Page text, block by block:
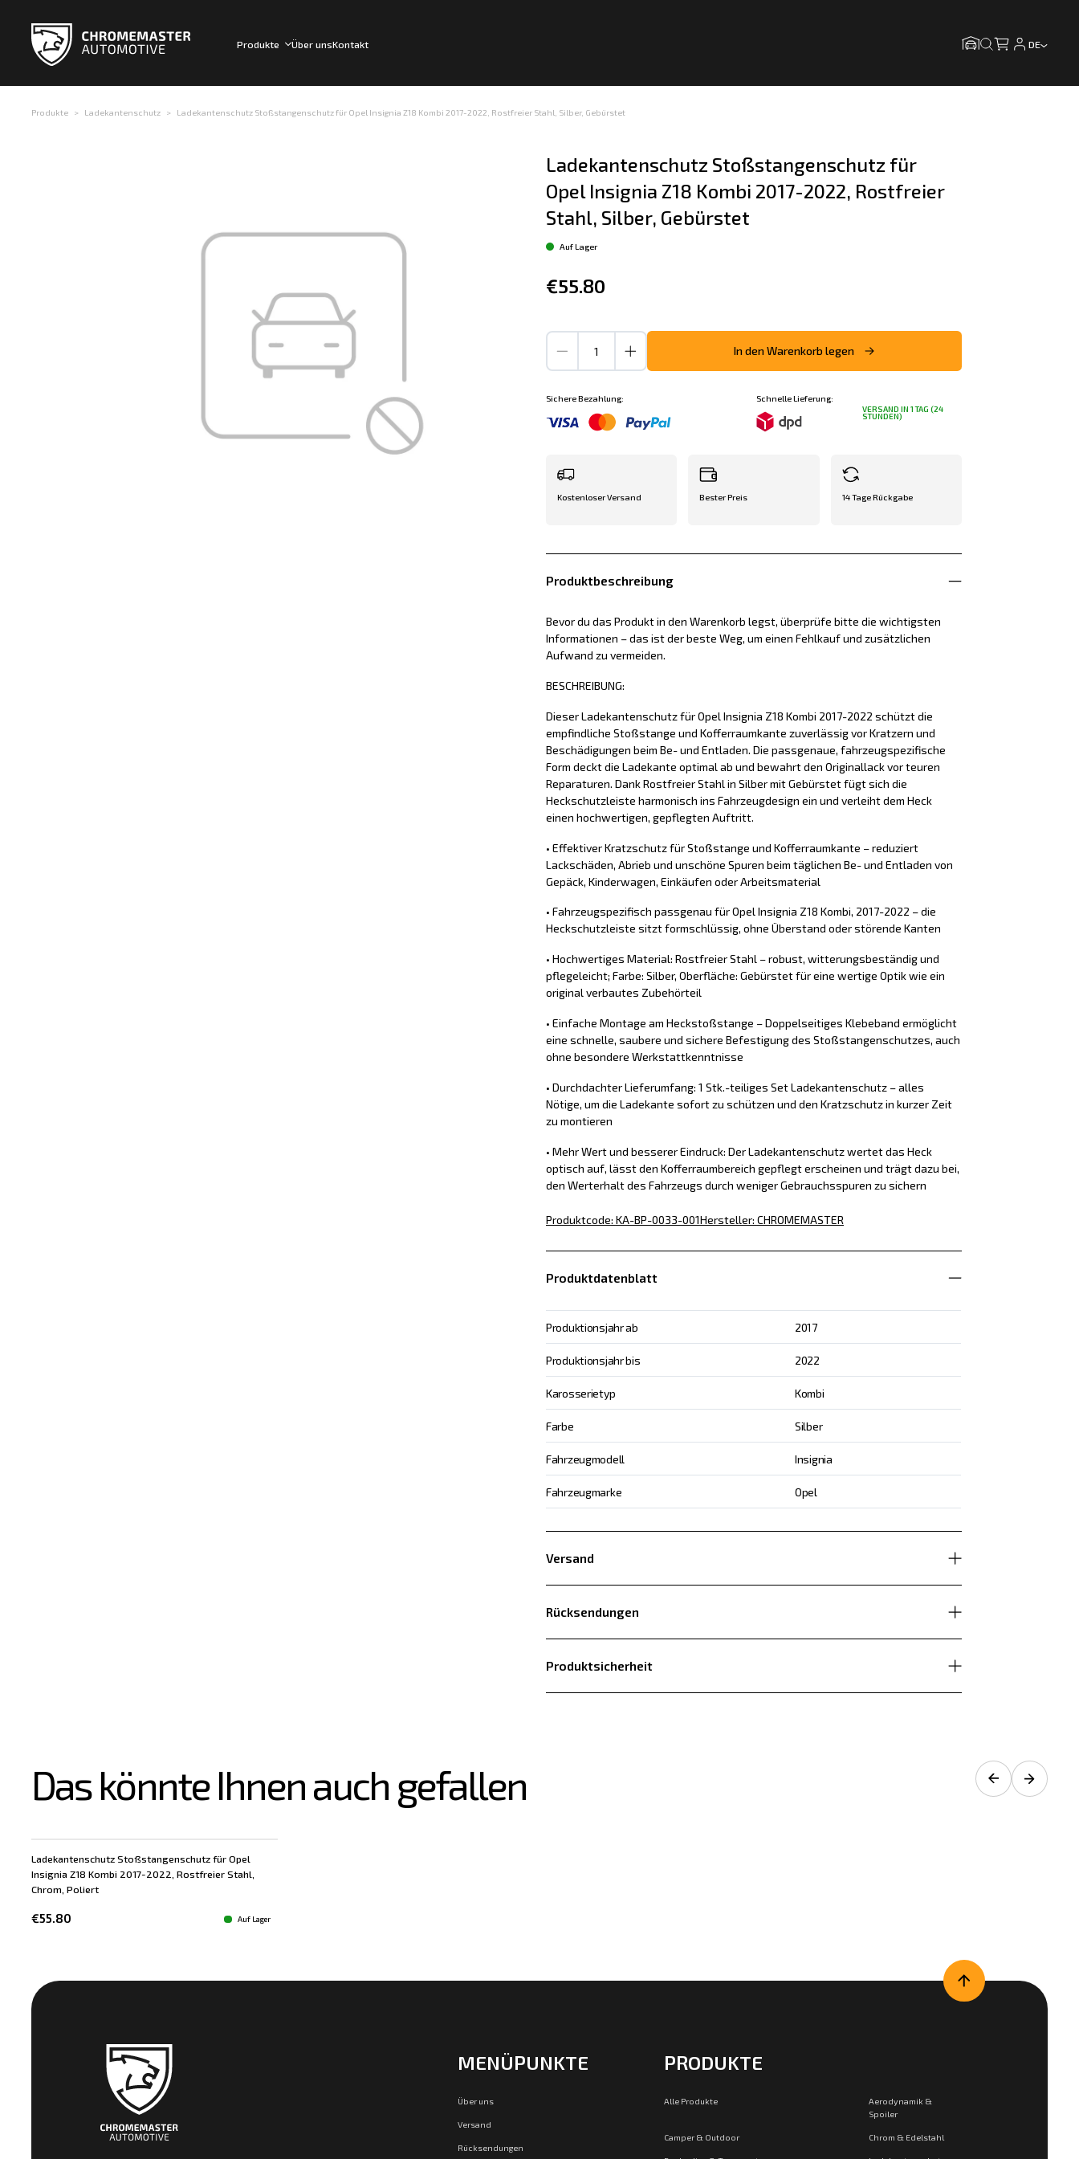
Produkte Über unsKontakt DE
Produkte Ladekantenschutz Ladekantenschutz Stoßstangenschutz für Opel Insignia Z18 Kombi 2017-2022, Rostfreier Stahl, Silber, Gebürstet
Ladekantenschutz Stoßstangenschutz für
Opel Insignia Z18 Kombi 2017-2022, Rostfreier
Stahl, Silber, Gebürstet
Auf Lager
€55.80
In den Warenkorb legen
Sichere Bezahlung:
Schnelle Lieferung:
VERSAND IN 1 TAG (24
STUNDEN)
Kostenloser Versand Bester Preis 14 Tage Rückgabe
Produktbeschreibung
Bevor du das Produkt in den Warenkorb legst, überprüfe bitte die wichtigsten
Informationen – das ist der beste Weg, um einen Fehlkauf und zusätzlichen
Aufwand zu vermeiden.
BESCHREIBUNG:
Dieser Ladekantenschutz für Opel Insignia Z18 Kombi 2017-2022 schützt die
empfindliche Stoßstange und Kofferraumkante zuverlässig vor Kratzern und
Beschädigungen beim Be- und Entladen. Die passgenaue, fahrzeugspezifische
Form deckt die Ladekante optimal ab und bewahrt den Originallack vor teuren
Reparaturen. Dank Rostfreier Stahl in Silber mit Gebürstet fügt sich die
Heckschutzleiste harmonisch ins Fahrzeugdesign ein und verleiht dem Heck
einen hochwertigen, gepflegten Auftritt.
• Effektiver Kratzschutz für Stoßstange und Kofferraumkante – reduziert
Lackschäden, Abrieb und unschöne Spuren beim täglichen Be- und Entladen von
Gepäck, Kinderwagen, Einkäufen oder Arbeitsmaterial
• Fahrzeugspezifisch passgenau für Opel Insignia Z18 Kombi, 2017-2022 – die
Heckschutzleiste sitzt formschlüssig, ohne Überstand oder störende Kanten
• Hochwertiges Material: Rostfreier Stahl – robust, witterungsbeständig und
pflegeleicht; Farbe: Silber, Oberfläche: Gebürstet für eine wertige Optik wie ein
original verbautes Zubehörteil
• Einfache Montage am Heckstoßstange – Doppelseitiges Klebeband ermöglicht
eine schnelle, saubere und sichere Befestigung des Stoßstangenschutzes, auch
ohne besondere Werkstattkenntnisse
• Durchdachter Lieferumfang: 1 Stk.-teiliges Set Ladekantenschutz – alles
Nötige, um die Ladekante sofort zu schützen und den Kratzschutz in kurzer Zeit
zu montieren
• Mehr Wert und besserer Eindruck: Der Ladekantenschutz wertet das Heck
optisch auf, lässt den Kofferraumbereich gepflegt erscheinen und trägt dazu bei,
den Werterhalt des Fahrzeugs durch weniger Gebrauchsspuren zu sichern
Produktcode: KA-BP-0033-001Hersteller: CHROMEMASTER
Produktdatenblatt
Produktionsjahr ab 2017
Produktionsjahr bis 2022
Karosserietyp Kombi
Farbe Silber
Fahrzeugmodell Insignia
Fahrzeugmarke Opel
Versand
Rücksendungen
Produktsicherheit
Das könnte Ihnen auch gefallen
Ladekantenschutz Stoßstangenschutz für Opel
Insignia Z18 Kombi 2017-2022, Rostfreier Stahl,
Chrom, Poliert
€55.80 Auf Lager
MENÜPUNKTE
Über uns
Versand
Rücksendungen
PRODUKTE
Alle Produkte
Aerodynamik &
Spoiler
Camper & Outdoor Chrom & Edelstahl